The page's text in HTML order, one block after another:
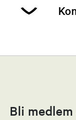
Send epost
Bli